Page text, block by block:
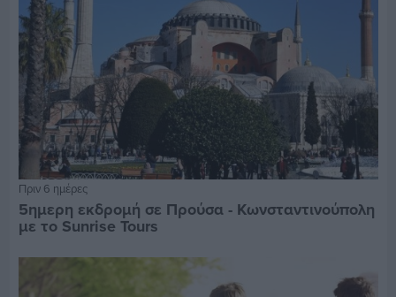
Πριν 6 ημέρες
5ημερη εκδρομή σε Προύσα - Κωνσταντινούπολη
με το Sunrise Tours